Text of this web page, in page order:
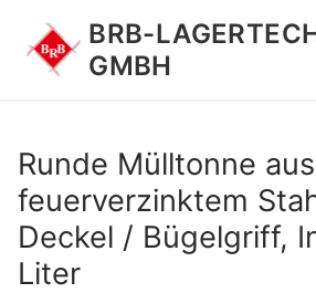
Inhalt
springen
BRB-
GMBH
Runde Mülltonne aus
feuerverzinktem
Deckel / Bügelgriff,
Liter